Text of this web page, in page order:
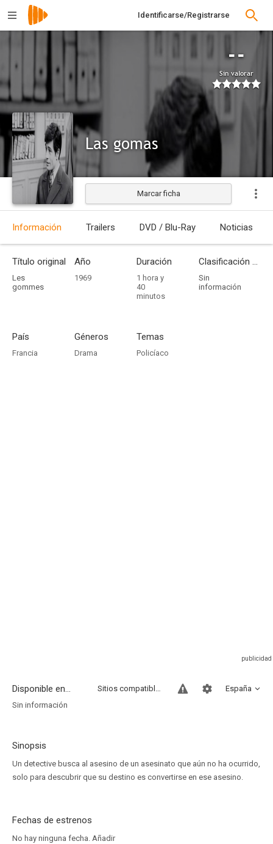
Identificarse/Registrarse
--
Sin valorar
Las gomas
Estrenada
Marcar ficha
Información Trailers DVD / Blu-Ray Noticias
Título original
Les
gommes
Año
1969
Duración
1 hora y
40
minutos
Clasificación por edades
Sin
información
País
Francia
Géneros
Drama
Temas
Policíaco
Disponible en... España
Sitios compatibles
Sin información
Sinopsis
Un detective busca al asesino de un asesinato que aún no ha ocurrido,
solo para descubrir que su destino es convertirse en ese asesino.
Fechas de estrenos
No hay ninguna fecha. Añadir